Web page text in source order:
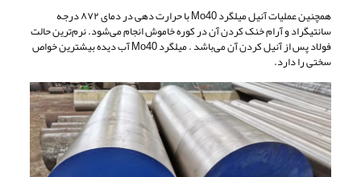
همچنین عملیات آنیل میلگرد Mo40 با حرارت دهی در دمای ۸۷۲ درجه
سانتیگراد و آرام خنک کردن آن در کوره خاموش انجام می‌شود. نرم‌ترین حالت
فولاد پس از آنیل کردن آن می‌باشد . میلگرد Mo40 آب دیده بیشترین خواص
سختی را دارد.